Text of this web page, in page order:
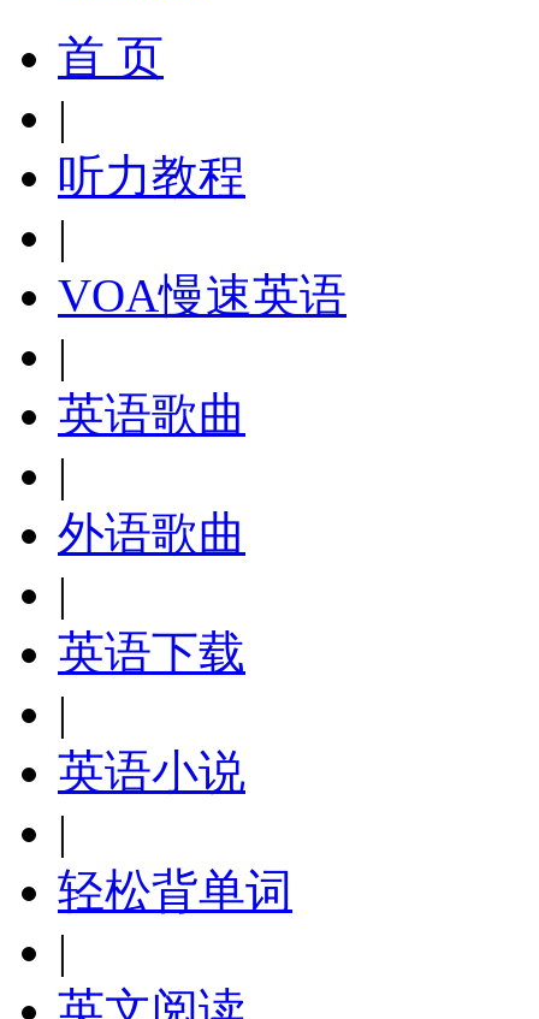
首 页
|
听力教程
|
VOA慢速英语
|
英语歌曲
|
外语歌曲
|
英语下载
|
英语小说
|
轻松背单词
|